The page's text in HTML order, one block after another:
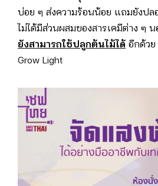
บ่อย ๆ ส่งความร้อนน้อย แถมยังปล
ไม่ได้มีส่วนผสมของสารเคมีต่าง ๆ
ยังสามารถใช้ปลูกต้นไม้ได้ อีกด้วย
Grow Light